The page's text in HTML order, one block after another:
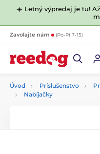
☀️ Letný výpredaj je tu!
Zavolajte nám (Po-Pi 7-15)
Úvod Príslušenstvo
Nabíjačky